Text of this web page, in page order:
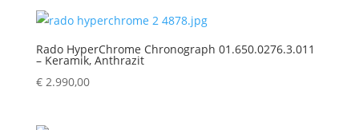
Rado HyperChrome Chronograph 01.650.0276.3.011
– Keramik, Anthrazit
€2.990,00